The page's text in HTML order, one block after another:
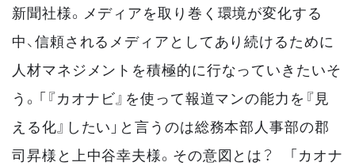
新聞社様。メディアを取り巻く環境が変化する
中、信頼されるメディアとしてあり続けるために
人材マネジメントを積極的に行なっていきたいそ
う。「『カオナビ』を使って報道マンの能力を『見
える化』したい」と言うのは総務本部人事部の郡
司昇様と上中谷幸夫様。その意図とは？ 「カオナ